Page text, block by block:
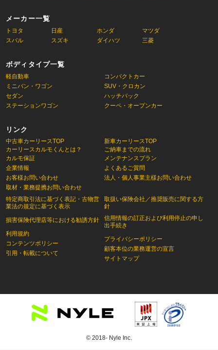
メーカー一覧
トヨタ 日産 ホンダ
マツダ
スバル
スズキ ダイハツ 三菱
ボディタイプ一覧
軽自動車
コンパクトカー
ミニバン・ワゴン
SUV・クロカン
セダン
ハッチバック
ステーションワゴン
クーペ・オープンカー
リンク
中古車カーリースTOP
カーリースカルモくんとは？
新車カーリースTOP
ご納車までの流れ
カルモ保証
企業情報
お客様お問い合わせ
取材・業務提携お問い合わせ
特定商取引法に基づく表記・古物営
業法の規定に基づく表示
損害保険代理店等における勧誘方針
利用規約
コンテンツポリシー
引用・転載について
メンテナンスプラン
よくあるご質問
法人・個人事業主様お問い合わせ
取扱い保険会社／推奨販売に関する方
針
信用情報の訂正および利用停止の申し
出手続き
プライバシーポリシー
顧客本位の業務運営の宣言
サイトマップ
© 2018- Nyle Inc.